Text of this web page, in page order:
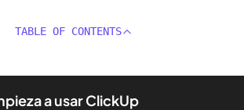
TABLE OF CONTENTS
a usar ClickUp